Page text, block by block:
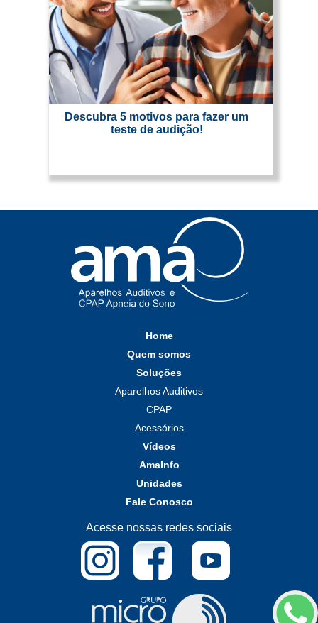
Descubra 5 motivos para fazer um
teste de audição!
Home
Quem somos
Soluções
Aparelhos Auditivos
CPAP
Acessórios
Vídeos
AmaInfo
Unidades
Fale Conosco
Acesse nossas redes sociais